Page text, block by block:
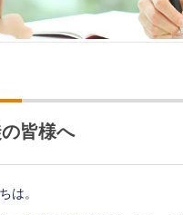
皆様へ
は。